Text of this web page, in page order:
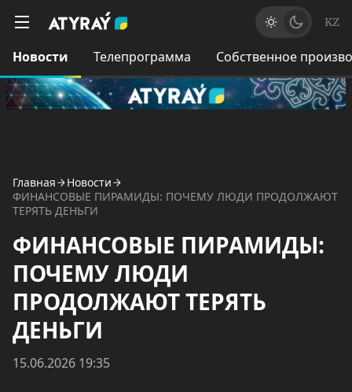
KZ
Новости Телепрограмма Собственное
Главная
Новости
ФИНАНСОВЫЕ ПИРАМИДЫ: ПОЧЕМУ ЛЮДИ ПРОДОЛЖАЮТ
ТЕРЯТЬ ДЕНЬГИ
ФИНАНСОВЫЕ ПИРАМИДЫ:
ПОЧЕМУ ЛЮДИ
ПРОДОЛЖАЮТ ТЕРЯТЬ
ДЕНЬГИ
15.06.2026 19:35